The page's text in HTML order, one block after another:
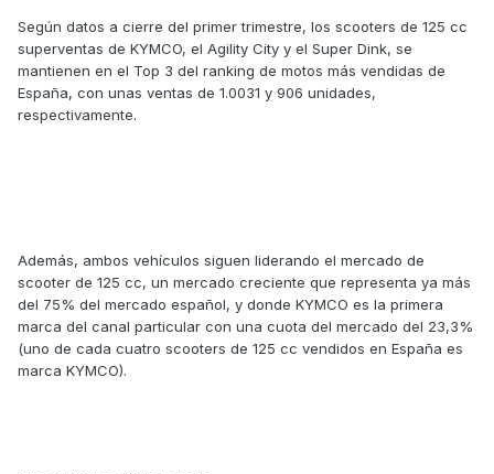
Según datos a cierre del primer trimestre, los scooters de 125 cc
superventas de KYMCO, el Agility City y el Super Dink, se
mantienen en el Top 3 del ranking de motos más vendidas de
España, con unas ventas de 1.0031 y 906 unidades,
respectivamente.
Además, ambos vehículos siguen liderando el mercado de
scooter de 125 cc, un mercado creciente que representa ya más
del 75% del mercado español, y donde KYMCO es la primera
marca del canal particular con una cuota del mercado del 23,3%
(uno de cada cuatro scooters de 125 cc vendidos en España es
marca KYMCO).